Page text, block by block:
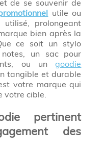
de se souvenir de
utile ou
prolongeant
bien après la
ce soit un stylo
un sac pour
ou ungoodie
tangible et durable
votre marque qui
votre cible.
pertinent
des